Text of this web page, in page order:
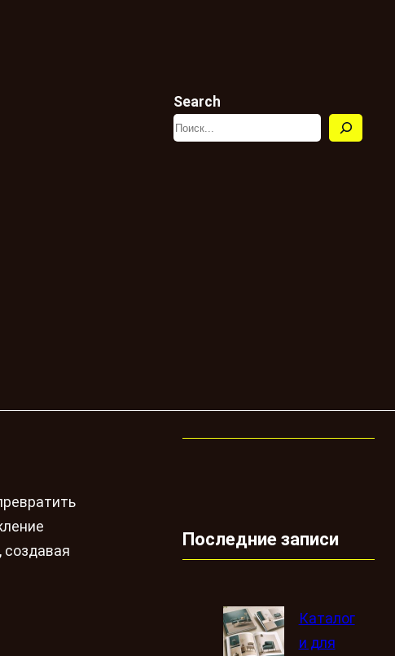
Search
создавая
Последние записи
Каталог
и для